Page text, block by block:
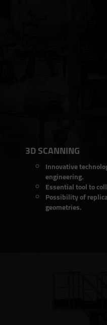
3D SCANNING
Innovative
engineering.
Essential tool to
Possibility of
geometries.